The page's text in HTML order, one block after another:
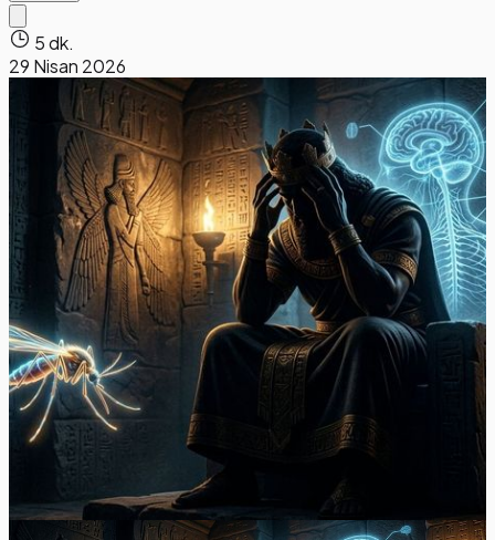
5 dk.
29 Nisan 2026